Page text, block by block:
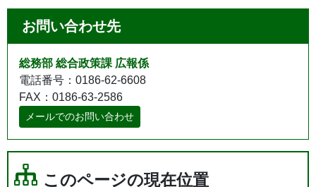
お問い合わせ先
総務部 総合政策課 広報係
電話番号：0186-62-6608
FAX：0186-63-2586
メールでのお問い合わせ
このページの現在位置